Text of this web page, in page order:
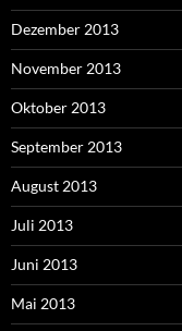
Dezember 2013
November 2013
Oktober 2013
September 2013
August 2013
Juli 2013
Juni 2013
Mai 2013